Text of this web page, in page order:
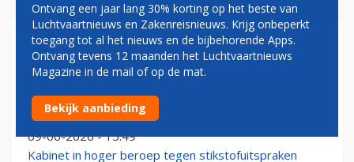
KABINET
Kabinet schrijft Air France-KLM dat verhoogde
vliegbelasting gewoon doorgaat
09-06-2026 - 15:49
Kabinet in hoger beroep tegen stikstofuitspraken
Ontvang een jaar lang 30% korting op het beste van
Luchtvaartnieuws en Zakenreisnieuws. Krijg onbeperkt
toegang tot al het nieuws en de bijbehorende Apps.
Ontvang tevens 12 maanden het Luchtvaartnieuws
Magazine in de mail of op de mat.
Bekijk aanbieding